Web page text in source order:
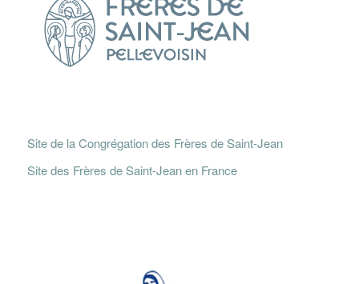
Site de la Congrégation des Frères de Saint-Jean
Site des Frères de Saint-Jean en France